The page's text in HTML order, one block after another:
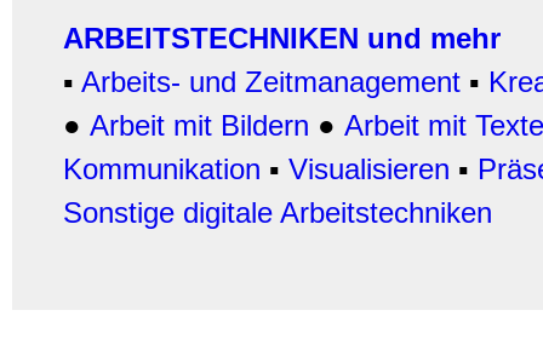
ARBEITSTECHNIKEN und mehr
▪ Arbeits- und Zeitmanagement ▪
● Arbeit mit Bildern ● Arbeit mit
Kommunikation ▪ Visualisieren ▪
Sonstige digitale Arbeitstechniken